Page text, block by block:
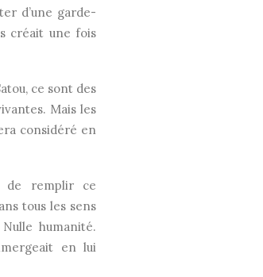
d’une garde-
créait une fois
ce sont des
Mais les
considéré en
de remplir ce
tous les sens
humanité.
en lui